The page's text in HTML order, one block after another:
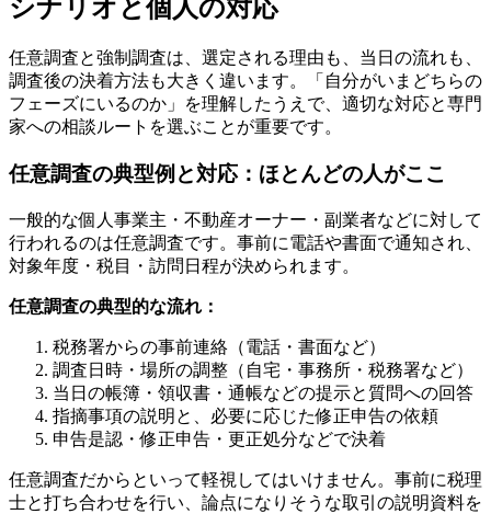
シナリオと個人の対応
任意調査と強制調査は、選定される理由も、当日の流れも、
調査後の決着方法も大きく違います。「自分がいまどちらの
フェーズにいるのか」を理解したうえで、適切な対応と専門
家への相談ルートを選ぶことが重要です。
任意調査の典型例と対応：ほとんどの人がここ
一般的な個人事業主・不動産オーナー・副業者などに対して
行われるのは任意調査です。事前に電話や書面で通知され、
対象年度・税目・訪問日程が決められます。
任意調査の典型的な流れ：
税務署からの事前連絡（電話・書面など）
調査日時・場所の調整（自宅・事務所・税務署など）
当日の帳簿・領収書・通帳などの提示と質問への回答
指摘事項の説明と、必要に応じた修正申告の依頼
申告是認・修正申告・更正処分などで決着
任意調査だからといって軽視してはいけません。事前に税理
士と打ち合わせを行い、論点になりそうな取引の説明資料を